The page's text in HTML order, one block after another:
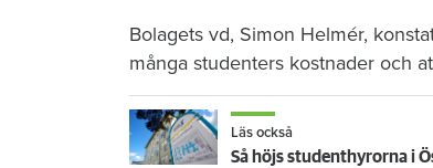
Bolagets vd, Simon Helmér,
många studenters kostnader och
Läs också
Så höjs studenthyrorna i